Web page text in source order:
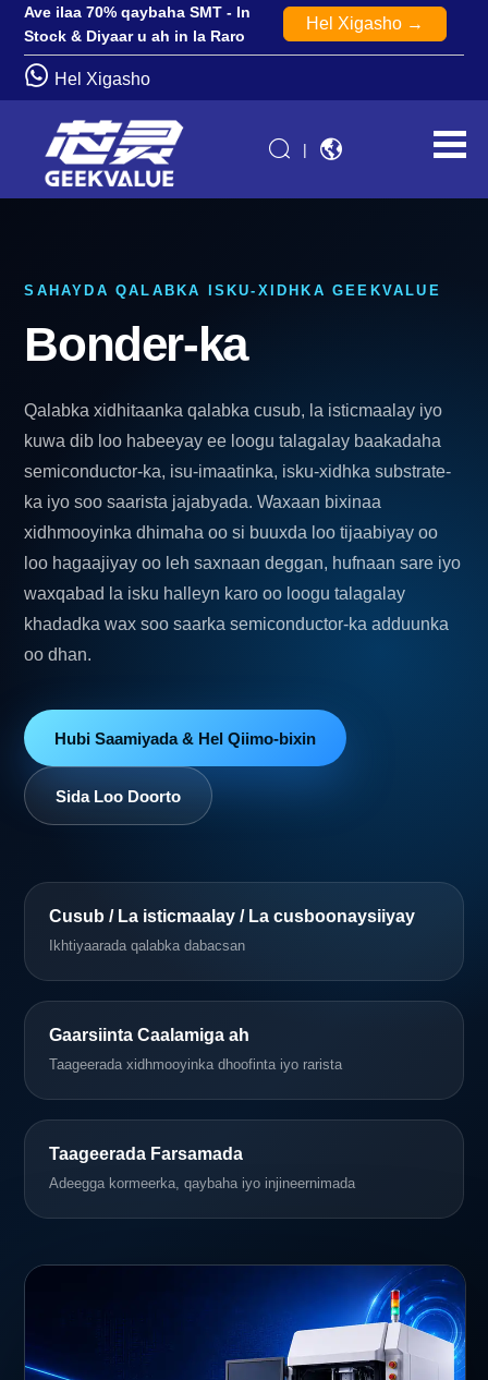
Ave ilaa 70% qaybaha SMT - In
Stock & Diyaar u ah in la Raro
Hel Xigasho →
Hel Xigasho
|
SAHAYDA QALABKA ISKU-XIDHKA GEEKVALUE
Bonder-ka
Qalabka xidhitaanka qalabka cusub, la isticmaalay iyo
kuwa dib loo habeeyay ee loogu talagalay baakadaha
semiconductor-ka, isu-imaatinka, isku-xidhka substrate-
ka iyo soo saarista jajabyada. Waxaan bixinaa
xidhmooyinka dhimaha oo si buuxda loo tijaabiyay oo
loo hagaajiyay oo leh saxnaan deggan, hufnaan sare iyo
waxqabad la isku halleyn karo oo loogu talagalay
khadadka wax soo saarka semiconductor-ka adduunka
oo dhan.
Hubi Saamiyada & Hel Qiimo-bixin
Sida Loo Doorto
Cusub / La isticmaalay / La cusboonaysiiyay
Ikhtiyaarada qalabka dabacsan
Gaarsiinta Caalamiga ah
Taageerada xidhmooyinka dhoofinta iyo rarista
Taageerada Farsamada
Adeegga kormeerka, qaybaha iyo injineernimada